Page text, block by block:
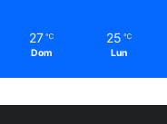
27 ℃
Dom
25 ℃
Lun